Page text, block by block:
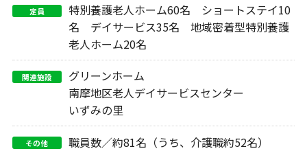
定員
特別養護老人ホーム60名 ショートステイ10
名 デイサービス35名 地域密着型特別養護
老人ホーム20名
関連施設
グリーンホーム
南摩地区老人デイサービスセンター
いずみの里
その他 職員数／約81名（うち、介護職約52名）